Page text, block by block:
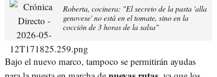
Roberta, cocinera: "El secreto de la pasta 'alla
genovese' no está en el tomate, sino en la
cocción de 3 horas de la salsa"
Bajo el nuevo marco, tampoco se permitirán ayudas